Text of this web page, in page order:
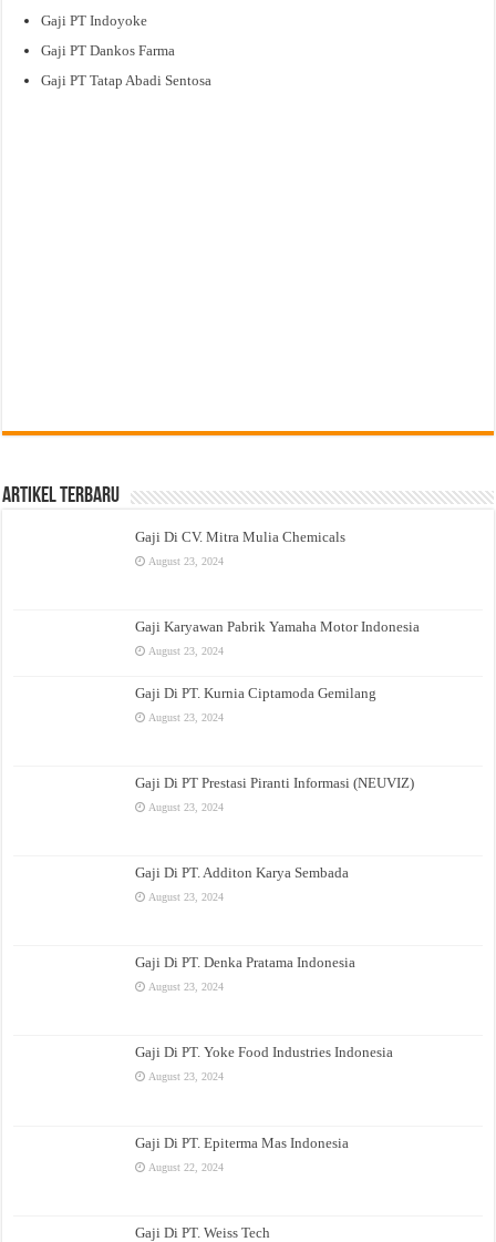
Gaji PT Indoyoke
Gaji PT Dankos Farma
Gaji PT Tatap Abadi Sentosa
Artikel Terbaru
Gaji Di CV. Mitra Mulia Chemicals
August 23, 2024
Gaji Karyawan Pabrik Yamaha Motor Indonesia
August 23, 2024
Gaji Di PT. Kurnia Ciptamoda Gemilang
August 23, 2024
Gaji Di PT Prestasi Piranti Informasi (NEUVIZ)
August 23, 2024
Gaji Di PT. Additon Karya Sembada
August 23, 2024
Gaji Di PT. Denka Pratama Indonesia
August 23, 2024
Gaji Di PT. Yoke Food Industries Indonesia
August 23, 2024
Gaji Di PT. Epiterma Mas Indonesia
August 22, 2024
Gaji Di PT. Weiss Tech